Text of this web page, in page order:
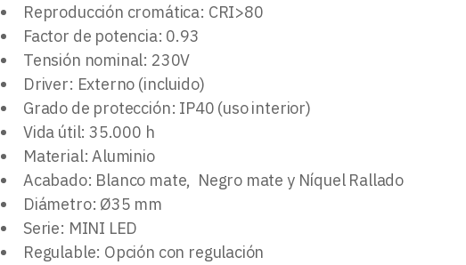
Reproducción cromática: CRI>80
Factor de potencia: 0.93
Tensión nominal: 230V
Driver: Externo (incluido)
Grado de protección: IP40 (uso interior)
Vida útil: 35.000 h
Material: Aluminio
Acabado: Blanco mate, Negro mate y Níquel Rallado
Diámetro: Ø35 mm
Serie: MINI LED
Regulable: Opción con regulación